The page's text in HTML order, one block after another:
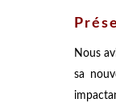
Nous
sa